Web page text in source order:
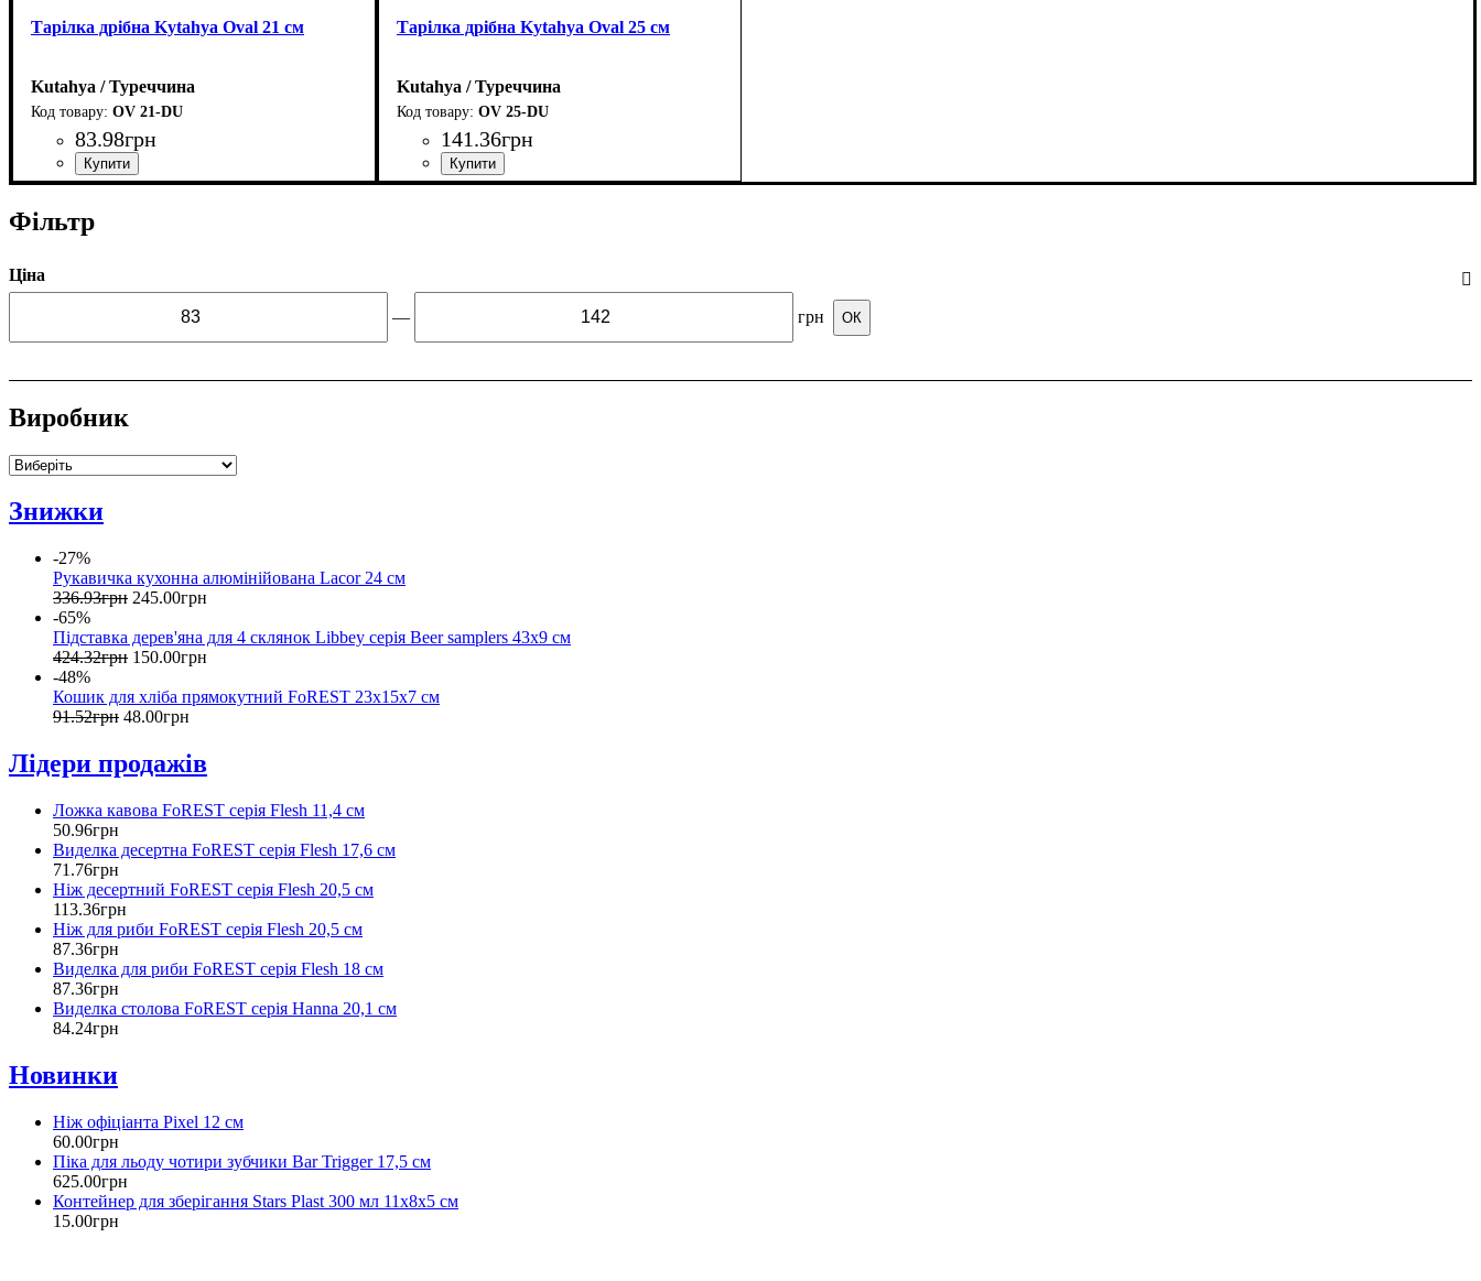
Тарілка дрібна Kytahya Oval 21 см
Kutahya / Туреччина
OV 21-DU
83.98грн
Тарілка дрібна Kytahya Oval 25 см
Kutahya / Туреччина
OV 25-DU
141.36грн
Фільтр
Ціна
— грн ОК
Виробник
Знижки
-27%
Рукавичка кухонна алюмінійована Lacor 24 см
336.93грн 245.00грн
-65%
Підставка дерев'яна для 4 склянок Libbey серія Beer samplers 43х9 см
424.32грн 150.00грн
-48%
Кошик для хліба прямокутний FoREST 23х15х7 см
91.52грн 48.00грн
Лідери продажів
Ложка кавова FoREST серія Flesh 11,4 см
50.96грн
Виделка десертна FoREST серія Flesh 17,6 см
71 .76грн
Ніж десертний FoREST серія Flesh 20,5 см
113.36грн
Ніж для риби FoREST серія Flesh 20,5 см
87.36грн
Виделка для риби FoREST серія Flesh 18 см
87.36грн
Виделка столова FoREST серія Hanna 20,1 см
84.24грн
Новинки
Ніж офіціанта Pixel 12 см
60.00грн
Піка для льоду чотири зубчики Bar Trigger 17,5 см
625.00грн
Контейнер для зберігання Stars Plast 300 мл 11х8х5 см
15.00грн